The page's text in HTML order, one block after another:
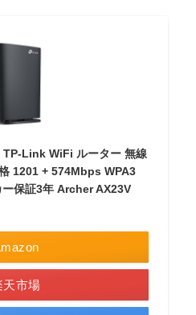
TP-Link WiFi ルーター 無線
1201 + 574Mbps WPA3
保証3年 Archer AX23V
天市場